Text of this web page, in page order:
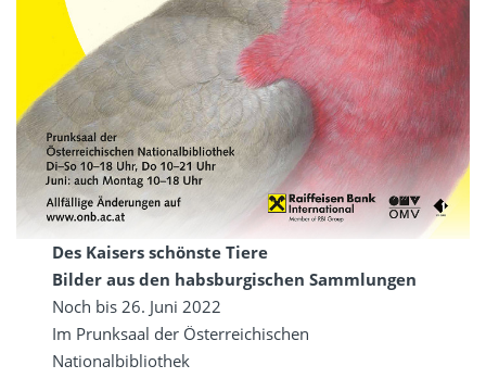
Des Kaisers schönste Tiere
Bilder aus den habsburgischen Sammlungen
Noch bis 26. Juni 2022
Im Prunksaal der Österreichischen
Nationalbibliothek